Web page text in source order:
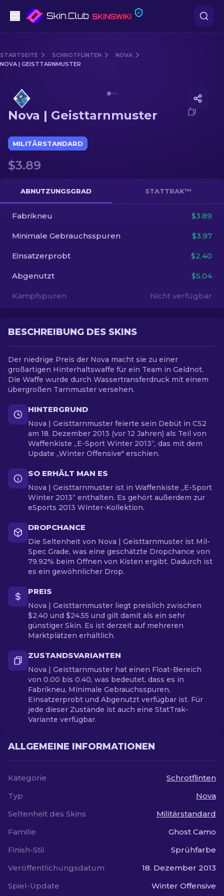
Mittelklasse
Scharfschützengewehr
Messer
Handschuh
Kisten
Andere
STARTSEITE SCHROTFLINTEN
NOVA
NOVA | GEISTTARNMUSTER
Nova | Geisttarnmuster
MILITÄRSTANDARD
$3.89
ABNUTZUNGSGRAD STATTRAK™
Fabrikneu $3.89
Minimale Gebrauchsspuren $3.97
Einsatzerprobt $2.40
Abgenutzt $5.04
Kampfspuren Nicht verfügbar
BESCHREIBUNG DES SKINS
Der niedrige Preis der Nova macht sie zu einer
großartigen Hinterhaltswaffe für ein Team in Geldnot.
Die Waffe wurde durch Wassertransferdruck mit einem
übergroßen Tarnmuster versehen.
HINTERGRUND
Nova | Geisttarnmuster feierte sein Debüt in CS2
am 18. Dezember 2013 (vor 12 Jahren) als Teil von
Waffenkiste „E-Sport Winter 2013“, das mit dem
Update „Winter Offensive" erschien.
SO ERHÄLT MAN ES
Nova | Geisttarnmuster ist in Waffenkiste „E-Sport
Winter 2013“ enthalten. Es gehört außerdem zur
eSports 2013 Winter-Kollektion.
DROPCHANCE
Die Seltenheit von Nova | Geisttarnmuster ist Mil-
Spec Grade, was eine geschätzte Dropchance von
79.92% beim Öffnen von Kisten ergibt. Dadurch ist
es ein gewöhnlicher Drop.
PREIS
Nova | Geisttarnmuster liegt preislich zwischen
$2.40 und $24.55 und gilt damit als ein sehr
günstiger Skin. Es ist derzeit auf mehreren
Marktplätzen erhältlich.
ZUSTANDSVARIANTEN
Nova | Geisttarnmuster hat einen Float-Bereich
von 0.00 bis 0.40, was bedeutet, dass es in
Fabrikneu, Minimale Gebrauchsspuren,
Einsatzerprobt und Abgenutzt verfügbar ist. Für
jede dieser Zustände ist auch eine StatTrak-
Variante verfügbar.
ALLGEMEINE INFORMATIONEN
Kategorie
Schrotflinten
Typ
Nova
Seltenheit des Skins
Militärstandard
Familie
Ghost Camo
Finish-Stil
Sprühfarbe
Veröffentlichungsdatum
18. Dezember 2013
Spiel-Update
Winter Offensive